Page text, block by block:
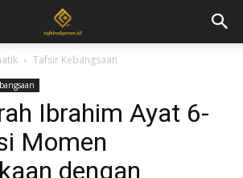
Tafsir Kebangsaan
Ibrahim Ayat 6-
Momen
dengan